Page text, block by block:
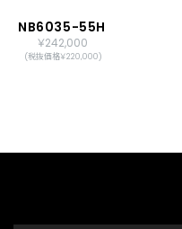
NB6035-55H
￥242,000
(税抜価格￥220,000)